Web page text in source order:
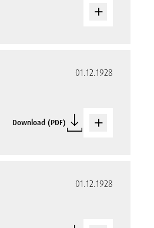
01.12.1928
Download (PDF)
01.12.1928